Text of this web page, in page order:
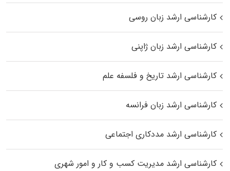
کارشناسی ارشد زبان روسی
کارشناسی ارشد زبان ژاپنی
کارشناسی ارشد تاریخ و فلسفه علم
کارشناسی ارشد زبان فرانسه
کارشناسی ارشد مددکاری اجتماعی
کارشناسی ارشد مدیریت کسب و کار و امور شهری